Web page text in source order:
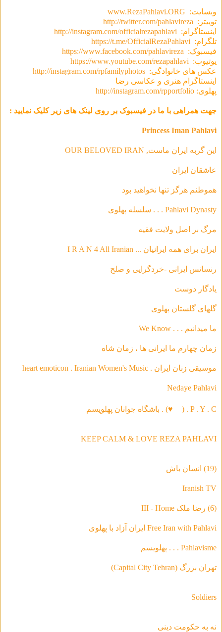
وبسایت: www.RezaPahlavi.ORG
توییتر: http://twitter.com/pahlavireza
اینستاگرام: http://instagram.com/officialrezapahlavi
تلگرام: https://t.me/OfficialRezaPahlavi
فیسبوک: https://www.facebook.com/pahlavireza
یوتیوب: https://www.youtube.com/rezapahlavi
عکس های خانوادگی: http://instagram.com/rpfamilyphotos
اینستاگرام هنری و عکاسی رضا
پهلوی: http://instagram.com/rpportfolio
جهت همراهی با ما در فیسبوک بر روی لینک های زیر کلیک نمایید :
Princess Iman Pahlavi
این گربه ایران ماست, OUR BELOVED IRAN
عاشقان ایران
هموطنم هرگز تنها نخواهید بود
Pahlavi Dynasty . . . سلسله‌ پهلوی
مرگ بر اصل ولایت فقیه
ایران برای همه ایرانیان ... I R A N 4 All Iranian
رنسانس ایرانی -خردگرایی و صلح
يادگار دوست
گلهاى گلستان پهلوى
ما ميدانيم . . . We Know
زمان چهارم ما ايرانى ها ، زمان شاه
موسیقی‌ زنان ایران . heart emoticon . Iranian Women's Music
Nedaye Pahlavi
P . Y . C . (
♥) . باشگاه جوانان پهلویسم
KEEP CALM & LOVE REZA PAHLAVI
(19) انسان باش
Iranish TV
(6) رضا ملک III - Home
Free Iran with Pahlavi ایران آزاد با پهلوی
Pahlavisme . . . پهلویسم
تهران بزرگ (Capital City Tehran)
Soldiers
نه به حکومت دینی